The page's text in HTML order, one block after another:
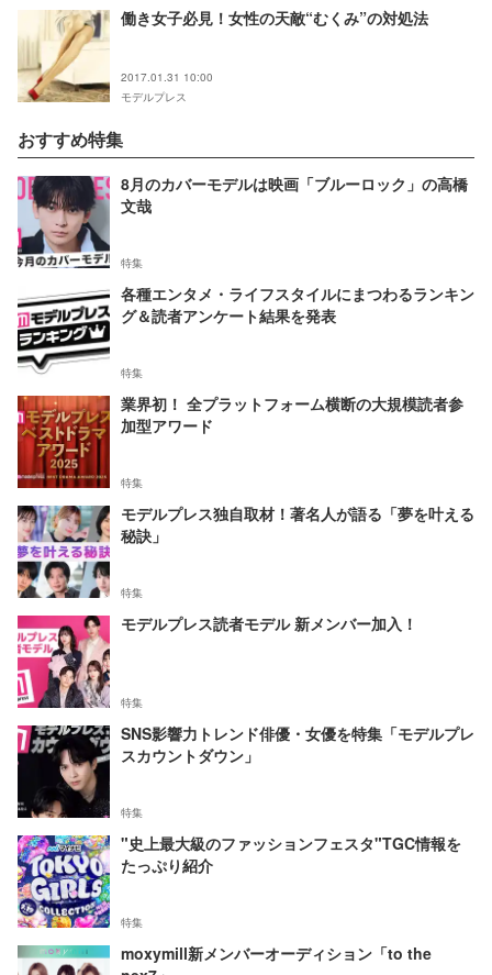
働き女子必見！女性の天敵“むくみ”の対処法
2017.01.31 10:00
モデルプレス
おすすめ特集
8月のカバーモデルは映画「ブルーロック」の高橋
文哉
特集
各種エンタメ・ライフスタイルにまつわるランキン
グ＆読者アンケート結果を発表
特集
業界初！ 全プラットフォーム横断の大規模読者参
加型アワード
特集
モデルプレス独自取材！著名人が語る「夢を叶える
秘訣」
特集
モデルプレス読者モデル 新メンバー加入！
特集
SNS影響力トレンド俳優・女優を特集「モデルプレ
スカウントダウン」
特集
"史上最大級のファッションフェスタ"TGC情報を
たっぷり紹介
特集
moxymill新メンバーオーディション「to the